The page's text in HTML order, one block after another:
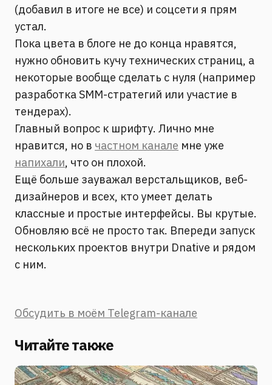
(добавил в итоге не все) и соцсети я прям
устал.
Пока цвета в блоге не до конца нравятся,
нужно обновить кучу технических страниц, а
некоторые вообще сделать с нуля (например
разработка SMM-стратегий или участие в
тендерах).
Главный вопрос к шрифту. Лично мне
нравится, но в частном канале мне уже
напихали, что он плохой.
Ещё больше зауважал верстальщиков, веб-
дизайнеров и всех, кто умеет делать
классные и простые интерфейсы. Вы крутые.
Обновляю всё не просто так. Впереди запуск
нескольких проектов внутри Dnative и рядом
с ним.
Обсудить в моём Telegram-канале
Читайте также